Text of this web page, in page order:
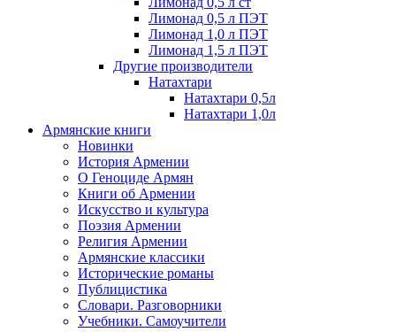
Лимонад 0,5 л ПЭТ
Лимонад 1,0 л ПЭТ
Лимонад 1,5 л ПЭТ
Другие производители
Натахтари
Натахтари 0,5л
Натахтари 1,0л
Армянские книги
Новинки
История Армении
О Геноциде Армян
Книги об Армении
Иcкусство и культура
Поэзия Армении
Религия Армении
Армянские классики
Исторические романы
Публицистика
Словари. Разговорники
Учебники. Самоучители